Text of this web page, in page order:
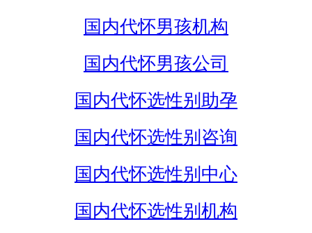
国内代怀男孩机构
国内代怀男孩公司
国内代怀选性别助孕
国内代怀选性别咨询
国内代怀选性别中心
国内代怀选性别机构